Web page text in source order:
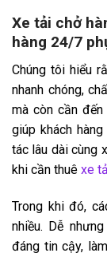
Xe tải chở
hàng 24/7
Chúng tôi hiểu
nhanh chóng,
mà còn cần
giúp khách
tác lâu dài cùng
khi cần thuê xe
Trong khi đó,
nhiều. Dễ
đáng tin cậy,